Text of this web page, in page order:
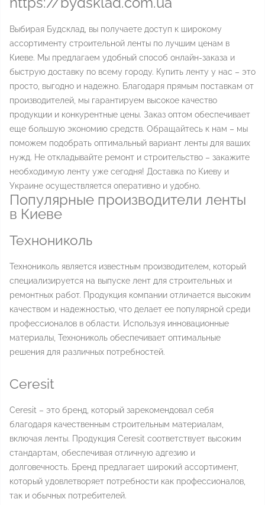
Выбирая Будсклад, вы получаете доступ к широкому
ассортименту строительной ленты по лучшим ценам в
Киеве. Мы предлагаем удобный способ онлайн-заказа и
быструю доставку по всему городу. Купить ленту у нас – это
просто, выгодно и надежно. Благодаря прямым поставкам от
производителей, мы гарантируем высокое качество
продукции и конкурентные цены. Заказ оптом обеспечивает
еще большую экономию средств. Обращайтесь к нам – мы
поможем подобрать оптимальный вариант ленты для ваших
нужд. Не откладывайте ремонт и строительство – закажите
необходимую ленту уже сегодня! Доставка по Киеву и
Украине осуществляется оперативно и удобно.
Популярные производители ленты
в Киеве
Технониколь
Технониколь является известным производителем, который
специализируется на выпуске лент для строительных и
ремонтных работ. Продукция компании отличается высоким
качеством и надежностью, что делает ее популярной среди
профессионалов в области. Используя инновационные
материалы, Технониколь обеспечивает оптимальные
решения для различных потребностей.
Ceresit
Ceresit – это бренд, который зарекомендовал себя
благодаря качественным строительным материалам,
включая ленты. Продукция Ceresit соответствует высоким
стандартам, обеспечивая отличную адгезию и
долговечность. Бренд предлагает широкий ассортимент,
который удовлетворяет потребности как профессионалов,
так и обычных потребителей.